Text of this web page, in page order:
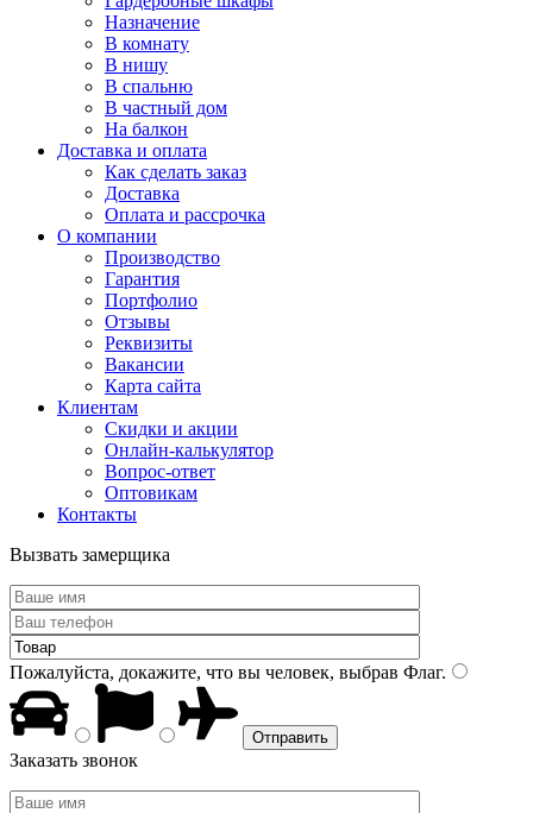
Назначение
В комнату
В нишу
В спальню
В частный дом
На балкон
Доставка и оплата
Как сделать заказ
Доставка
Оплата и рассрочка
О компании
Производство
Гарантия
Портфолио
Отзывы
Реквизиты
Вакансии
Карта сайта
Клиентам
Скидки и акции
Онлайн-калькулятор
Вопрос-ответ
Оптовикам
Контакты
Вызвать замерщика
Пожалуйста, докажите, что вы человек, выбрав Флаг.
Заказать звонок